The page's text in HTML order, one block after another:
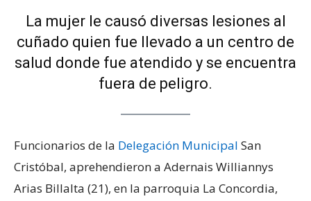
La mujer le causó diversas lesiones al
cuñado quien fue llevado a un centro de
salud donde fue atendido y se encuentra
fuera de peligro.
Funcionarios de la Delegación Municipal San
Cristóbal, aprehendieron a Adernais Williannys
Arias Billalta (21), en la parroquia La Concordia,